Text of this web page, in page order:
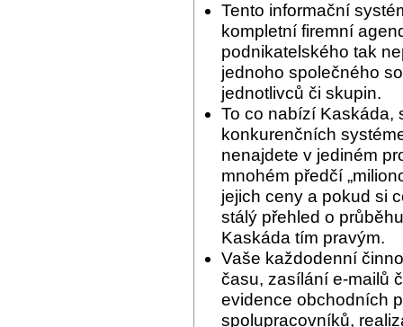
Tento informační
kompletní firemní
podnikatelského tak
jednoho společného
jednotlivců či skupin.
To co nabízí Kaskáda,
konkurenčních
nenajdete v jediném
mnohém předčí
jejich ceny a pokud si
stálý přehled o
Kaskáda tím pravým.
Vaše každodenní
času, zasílání e-mailů
evidence obchodních
spolupracovníků,